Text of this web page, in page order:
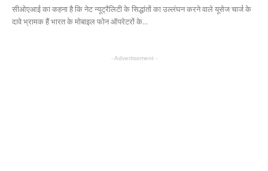
सीओएआई का कहना है कि नेट न्यूट्रैलिटी के सिद्धांतों का उल्लंघन करने वाले यूसेज चार्ज के
दावे भ्रामक हैं भारत के मोबाइल फोन ऑपरेटरों के...
- Advertisement -